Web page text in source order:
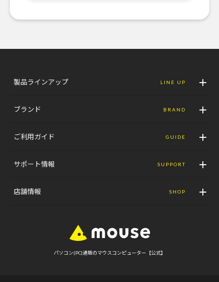
製品ラインアップ LINE UP
ブランド BRAND
ご利用ガイド GUIDE
サポート情報 SUPPORT
店舗情報 SHOP
パソコン(PC)通販のマウスコンピューター【公式】